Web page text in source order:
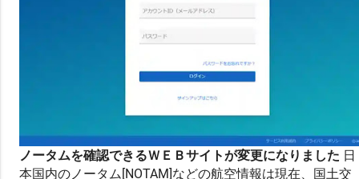
ノータムを確認できるＷＥＢサイトが変更になりました 日
本国内のノータム[NOTAM]などの航空情報は現在、国土交